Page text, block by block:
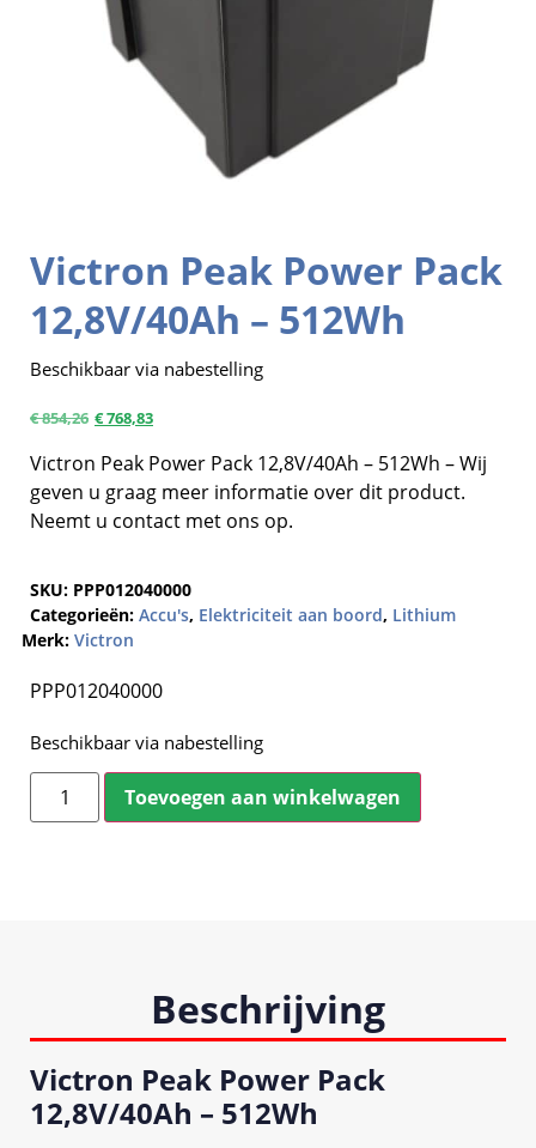
Victron Peak Power Pack
12,8V/40Ah – 512Wh
Beschikbaar via nabestelling
€854,26 €768,83
Victron Peak Power Pack 12,8V/40Ah – 512Wh – Wij
geven u graag meer informatie over dit product.
Neemt u contact met ons op.
SKU: PPP012040000
Categorieën: Accu's, Elektriciteit aan boord, Lithium
Merk: Victron
PPP012040000
Beschikbaar via nabestelling
Toevoegen aan winkelwagen
Beschrijving
Victron Peak Power Pack
12,8V/40Ah – 512Wh